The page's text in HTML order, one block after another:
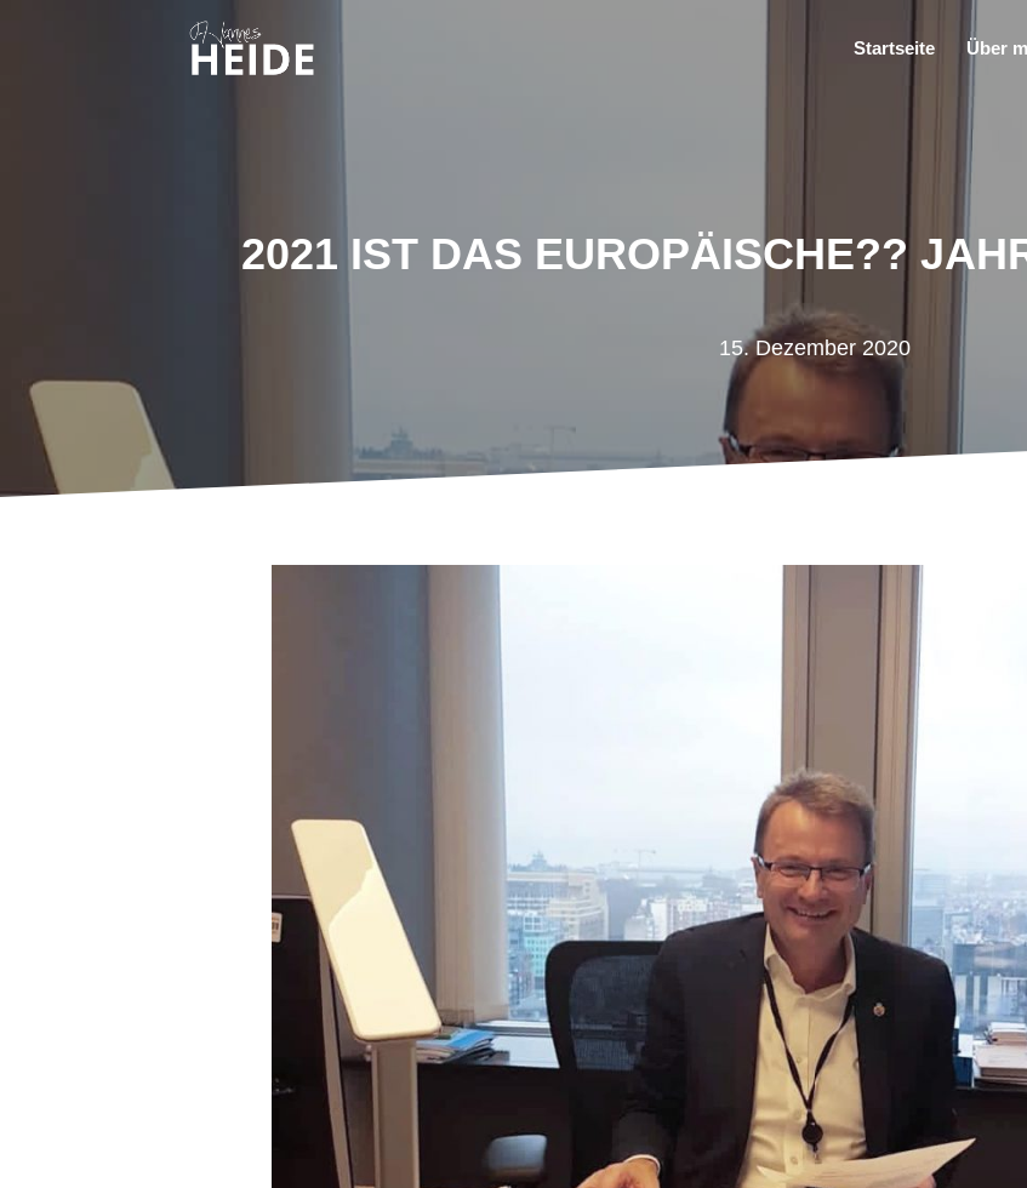
Startseite Über
2021 IST DAS EUROPÄISCHE??
15. Dezember 2020